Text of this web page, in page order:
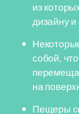
из
дизайну
собой,
на
Пещеры